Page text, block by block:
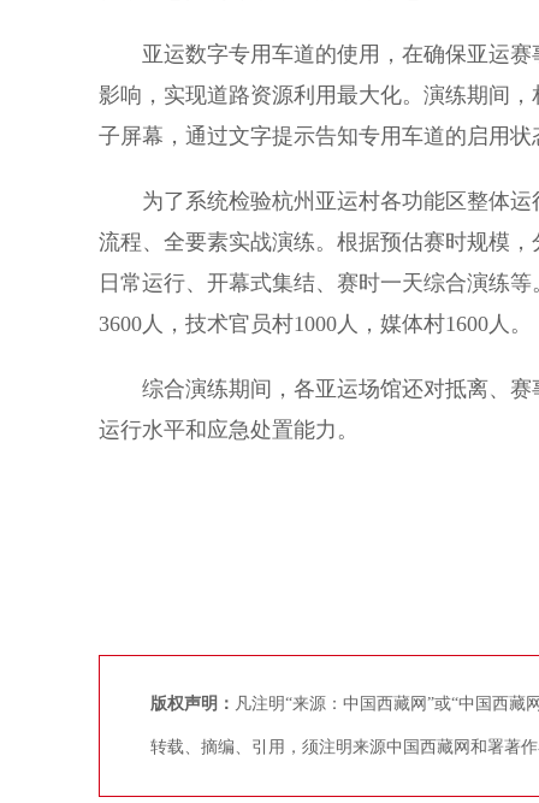
亚运数字专用车道的使用，在确保亚运赛
影响，实现道路资源利用最大化。演练期间
子屏幕，通过文字提示告知专用车道的启用状
为了系统检验杭州亚运村各功能区整体运
流程、全要素实战演练。根据预估赛时规模
日常运行、开幕式集结、赛时一天综合演练
3600人，技术官员村1000人，媒体村1600人。
综合演练期间，各亚运场馆还对抵离、赛
运行水平和应急处置能力。
版权声明： 凡注明“来源：中国西藏网”或“中国西
转载、摘编、引用，须注明来源中国西藏网和署著